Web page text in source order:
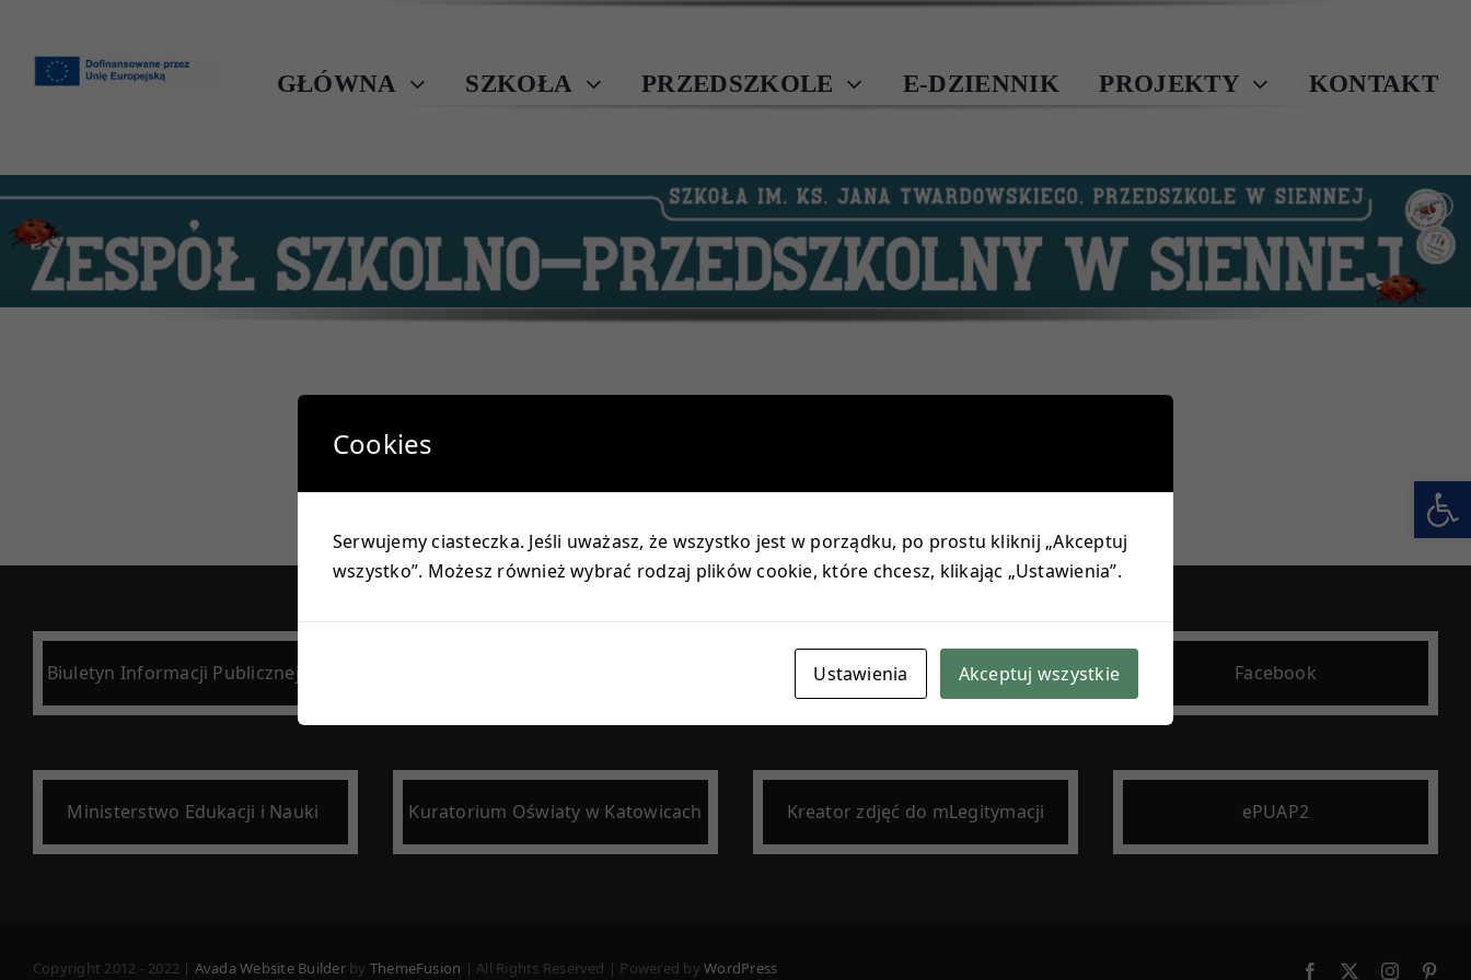
zawartości
GŁÓWNA SZKOŁA PRZEDSZKOLE E-DZIENNIK PROJEKTY KONTAKT
Biuletyn Informacji Publicznej (BIP)
Ministerstwo Edukacji i Nauki Kuratorium Oświaty w Katowicach
Urząd Gmina Lipowa
Kreator zdjęć do mLegitymacji
Facebook
ePUAP2
Copyright 2012 - 2022 | Avada Website Builderby ThemeFusion | All Rights Reserved | Powered byWordPress Facebook Instagram
Cookies
Serwujemy ciasteczka. Jeśli uważasz, że wszystko jest w porządku, po prostu kliknij „Akceptuj
wszystko”. Możesz również wybrać rodzaj plików cookie, które chcesz, klikając „Ustawienia”.
Ustawienia Akceptuj wszystkie